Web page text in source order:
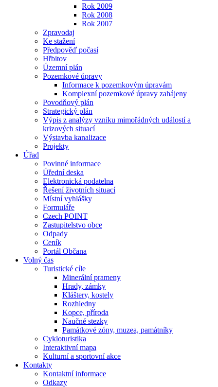
Rok 2009
Rok 2008
Rok 2007
Zpravodaj
Ke stažení
Předpověď počasí
Hřbitov
Územní plán
Pozemkové úpravy
Informace k pozemkovým úpravám
Komplexní pozemkové úpravy zahájeny
Povodňový plán
Strategický plán
Výpis z analýzy vzniku mimořádných událostí a
krizových situací
Výstavba kanalizace
Projekty
Úřad
Povinné informace
Úřední deska
Elektronická podatelna
Řešení životních situací
Místní vyhlášky
Formuláře
Czech POINT
Zastupitelstvo obce
Odpady
Ceník
Portál Občana
Volný čas
Turistické cíle
Minerální prameny
Hrady, zámky
Kláštery, kostely
Rozhledny
Kopce, příroda
Naučné stezky
Památkové zóny, muzea, památníky
Cykloturistika
Interaktivní mapa
Kulturní a sportovní akce
Kontakty
Kontaktní informace
Odkazy